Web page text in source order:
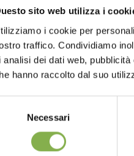
sito web utilizza i
i cookie per
traffico. Condividiamo
analisi dei dati web,
hanno raccolto dal suo
Necessari
2 water trays, 2 swivel
mm
m30,39Войдите